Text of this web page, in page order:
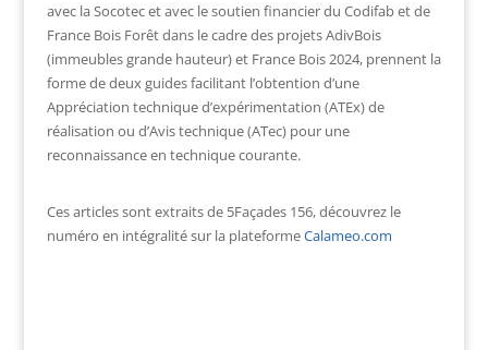
avec la Socotec et avec le soutien financier du Codifab et de
France Bois Forêt dans le cadre des projets AdivBois
(immeubles grande hauteur) et France Bois 2024, prennent la
forme de deux guides facilitant l’obtention d’une
Appréciation technique d’expérimentation (ATEx) de
réalisation ou d’Avis technique (ATec) pour une
reconnaissance en technique courante.
Ces articles sont extraits de 5Façades 156, découvrez le
numéro en intégralité sur la plateformeCalameo.com